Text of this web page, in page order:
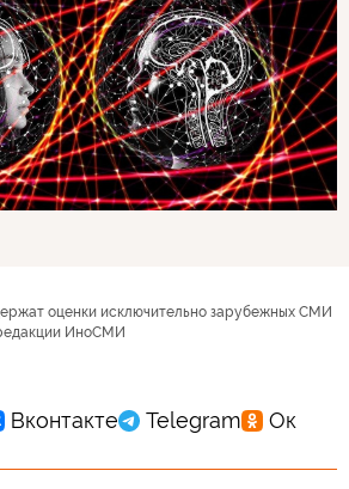
оценки исключительно зарубежных СМИ
ИноСМИ